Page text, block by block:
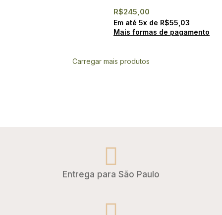
R$245,00
Em até 5x de R$55,03
Mais formas de pagamento
Carregar mais produtos
Entrega para São Paulo